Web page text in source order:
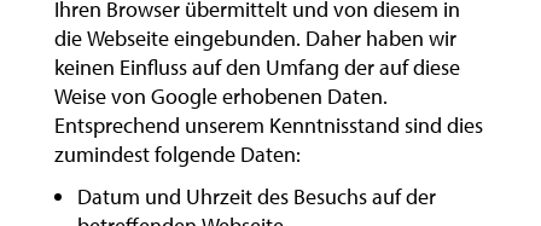
Ihren Browser übermittelt und von diesem in
die Webseite eingebunden. Daher haben wir
keinen Einfluss auf den Umfang der auf diese
Weise von Google erhobenen Daten.
Entsprechend unserem Kenntnisstand sind dies
zumindest folgende Daten:
Datum und Uhrzeit des Besuchs auf der